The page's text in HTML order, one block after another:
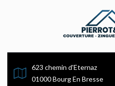
623 chemin d'Eternaz
01000 Bourg En Bresse